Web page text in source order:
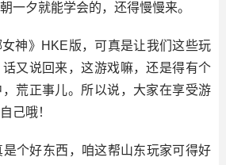
一夕就能学会的，还得慢慢来。
神》HKE版，可真是让我们这些玩
又说回来，这游戏嘛，还是得有个
荒正事儿。所以说，大家在享受游
己哦！
个好东西，咱这帮山东玩家可得好